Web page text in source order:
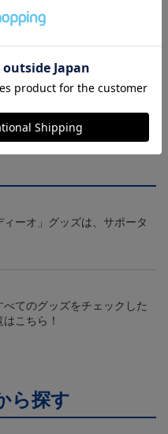
ィックユ
（FP1st）
円
モンテディオ山形 ツン
ベアー タオルマフラー
2,500円
ーオ」グッズは、サポータ
てのグッズをチェックした
こちら！
ら探す